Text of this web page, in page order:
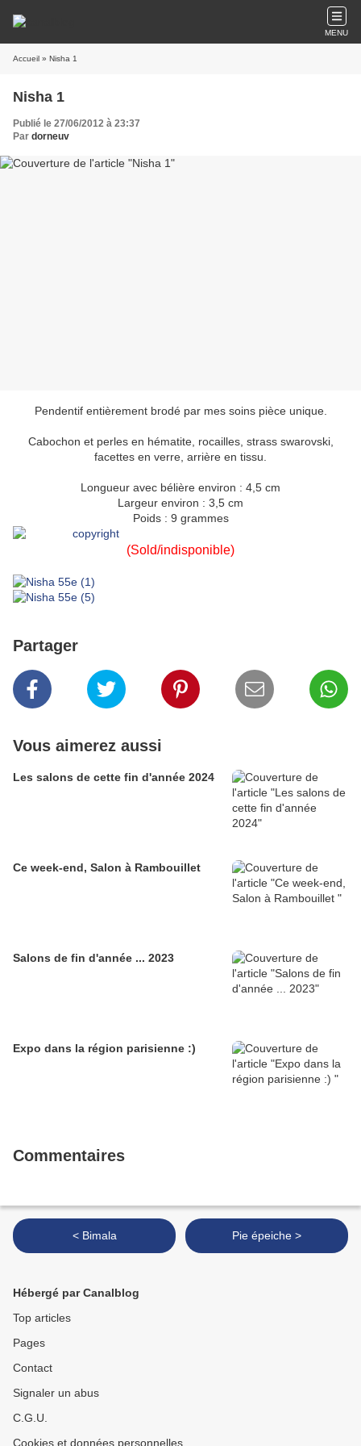
MENU
Accueil » Nisha 1
Nisha 1
Publié le 27/06/2012 à 23:37
Par dorneuv
Pendentif entièrement brodé par mes soins pièce unique.
Cabochon et perles en hématite, rocailles, strass swarovski,
facettes en verre, arrière en tissu.
Longueur avec bélière environ : 4,5 cm
Largeur environ : 3,5 cm
Poids : 9 grammes
(Sold/indisponible)
Partager
Vous aimerez aussi
Les salons de cette fin d'année 2024
Ce week-end, Salon à Rambouillet
Salons de fin d'année ... 2023
Expo dans la région parisienne :)
Commentaires
< Bimala Pie épeiche >
Hébergé par Canalblog
Top articles
Pages
Contact
Signaler un abus
C.G.U.
Cookies et données personnelles